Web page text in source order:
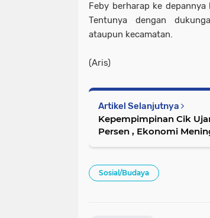
Feby berharap ke
Tentunya dengan
ataupun kecamatan.
(Aris)
Artikel Selanjutnya
Kepempimpinan Cik
Persen , Ekonomi
Sosial/Budaya